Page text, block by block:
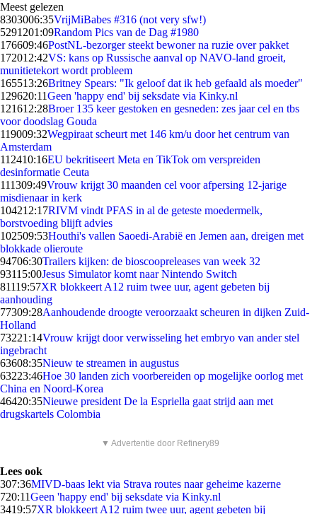
Meest gelezen
8303006:35VrijMiBabes #316 (not very sfw!)
5291201:09Random Pics van de Dag #1980
176609:46PostNL-bezorger steekt bewoner na ruzie over pakket
172012:42VS: kans op Russische aanval op NAVO-land groeit,
munitietekort wordt probleem
165513:26Britney Spears: "Ik geloof dat ik heb gefaald als moeder"
129620:11Geen 'happy end' bij seksdate via Kinky.nl
121612:28Broer 135 keer gestoken en gesneden: zes jaar cel en tbs
voor doodslag Gouda
119009:32Wegpiraat scheurt met 146 km/u door het centrum van
Amsterdam
112410:16EU bekritiseert Meta en TikTok om verspreiden
desinformatie Ceuta
111309:49Vrouw krijgt 30 maanden cel voor afpersing 12-jarige
misdienaar in kerk
104212:17RIVM vindt PFAS in al de geteste moedermelk,
borstvoeding blijft advies
102509:53Houthi's vallen Saoedi-Arabië en Jemen aan, dreigen met
blokkade olieroute
94706:30Trailers kijken: de bioscoopreleases van week 32
93115:00Jesus Simulator komt naar Nintendo Switch
81119:57XR blokkeert A12 ruim twee uur, agent gebeten bij
aanhouding
77309:28Aanhoudende droogte veroorzaakt scheuren in dijken Zuid-
Holland
73221:14Vrouw krijgt door verwisseling het embryo van ander stel
ingebracht
63608:35Nieuw te streamen in augustus
63223:46Hoe 30 landen zich voorbereiden op mogelijke oorlog met
China en Noord-Korea
46420:35Nieuwe president De la Espriella gaat strijd aan met
drugskartels Colombia
▼ Advertentie door Refinery89
Lees ook
307:36MIVD-baas lekt via Strava routes naar geheime kazerne
720:11Geen 'happy end' bij seksdate via Kinky.nl
3419:57XR blokkeert A12 ruim twee uur, agent gebeten bij